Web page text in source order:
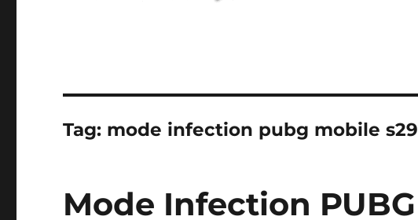
Tag: mode infection pubg mobile s29
Mode Infection